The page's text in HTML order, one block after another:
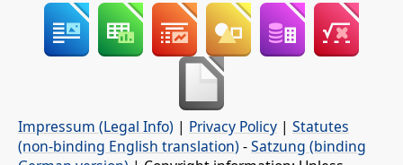
Impressum (Legal Info) | Privacy Policy | Statutes
(non-binding English translation) -Satzung (binding